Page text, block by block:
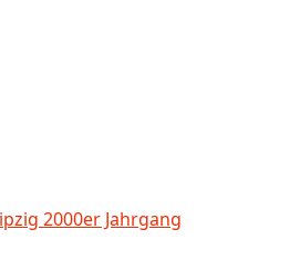
2000er Jahrgang